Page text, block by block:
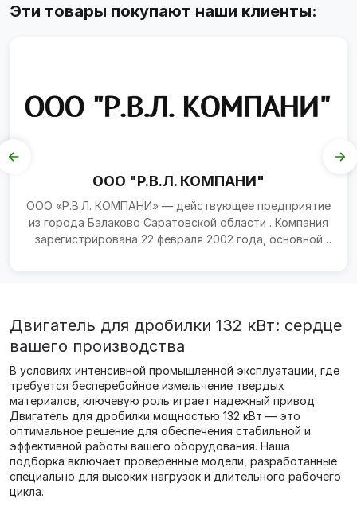
Эти товары покупают наши клиенты:
ООО "Р.В.Л. КОМПАНИ"
ООО «Р.В.Л. КОМПАНИ» — действующее предприятие
из города Балаково Саратовской области . Компания
зарегистрирована 22 февраля 2002 года, основной
Двигатель для дробилки 132 кВт: сердце
вашего производства
В условиях интенсивной промышленной эксплуатации, где
требуется бесперебойное измельчение твердых
материалов, ключевую роль играет надежный привод.
Двигатель для дробилки мощностью 132 кВт — это
оптимальное решение для обеспечения стабильной и
эффективной работы вашего оборудования. Наша
подборка включает проверенные модели, разработанные
специально для высоких нагрузок и длительного рабочего
цикла.